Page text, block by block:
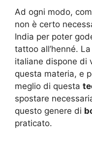
Ad ogni modo,
non è certo
India per poter
tattoo all’henné.
italiane dispone di
questa materia, e
meglio di questa
spostare
questo genere di
praticato.